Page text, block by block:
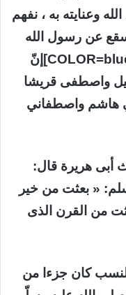
وعنايته به ، نفهم
عن رسول الله
صلى الله عليه و سلم أنّه قال «[COLOR=blue]إنّ
واصطفى قريشا
هاشم واصطفاني
أبى هريرة قال:
« بعثت من خير
من القرن الذى
كان جزءا من